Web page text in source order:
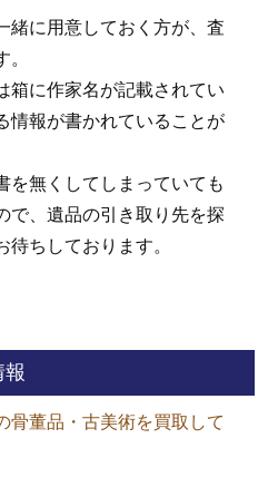
緒に用意しておく方が、査
箱に作家名が記載されてい
情報が書かれていることが
を無くしてしまっていても
で、遺品の引き取り先を探
待ちしております。
骨董品・古美術を買取して